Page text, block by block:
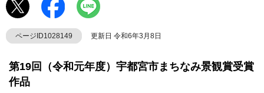
ページID1028149 更新日 令和6年3月8日
第19回（令和元年度）宇都宮市まちなみ景観賞受賞
作品